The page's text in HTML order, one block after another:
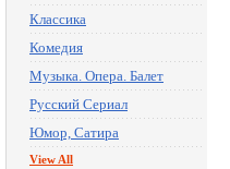
Классика
Комедия
Музыка. Опера. Балет
Русский Сериал
Юмор, Сатира
View All